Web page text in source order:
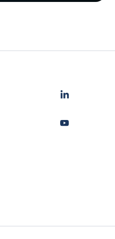
LinkedIn
Youtube